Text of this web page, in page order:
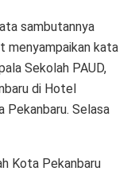
sambutannya
menyampaikan kata
Sekolah PAUD,
di Hotel
Pekanbaru. Selasa
Kota Pekanbaru